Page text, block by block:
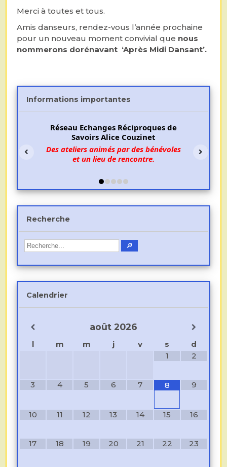
Merci à toutes et tous.
Amis danseurs, rendez-vous l’année prochaine
pour un nouveau moment convivial que nous
nommerons dorénavant ‘Après Midi Dansant’.
Informations importantes
Réseau Echanges Réciproques de
Savoirs Alice Couzinet
Des ateliers animés par des bénévoles
et un lieu de rencontre.
Recherche
Calendrier
août 2026
l m m j v s
d
1
2
3 4 5 6 7 8 9
10 11 12 13 14 15 16
17 18 19 20 21 22 23